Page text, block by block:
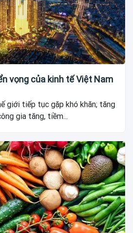
vọng của kinh tế Việt Nam
giới tiếp tục gặp khó khăn; tăng
gia tăng, tiềm...